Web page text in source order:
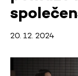
20. 12. 2024